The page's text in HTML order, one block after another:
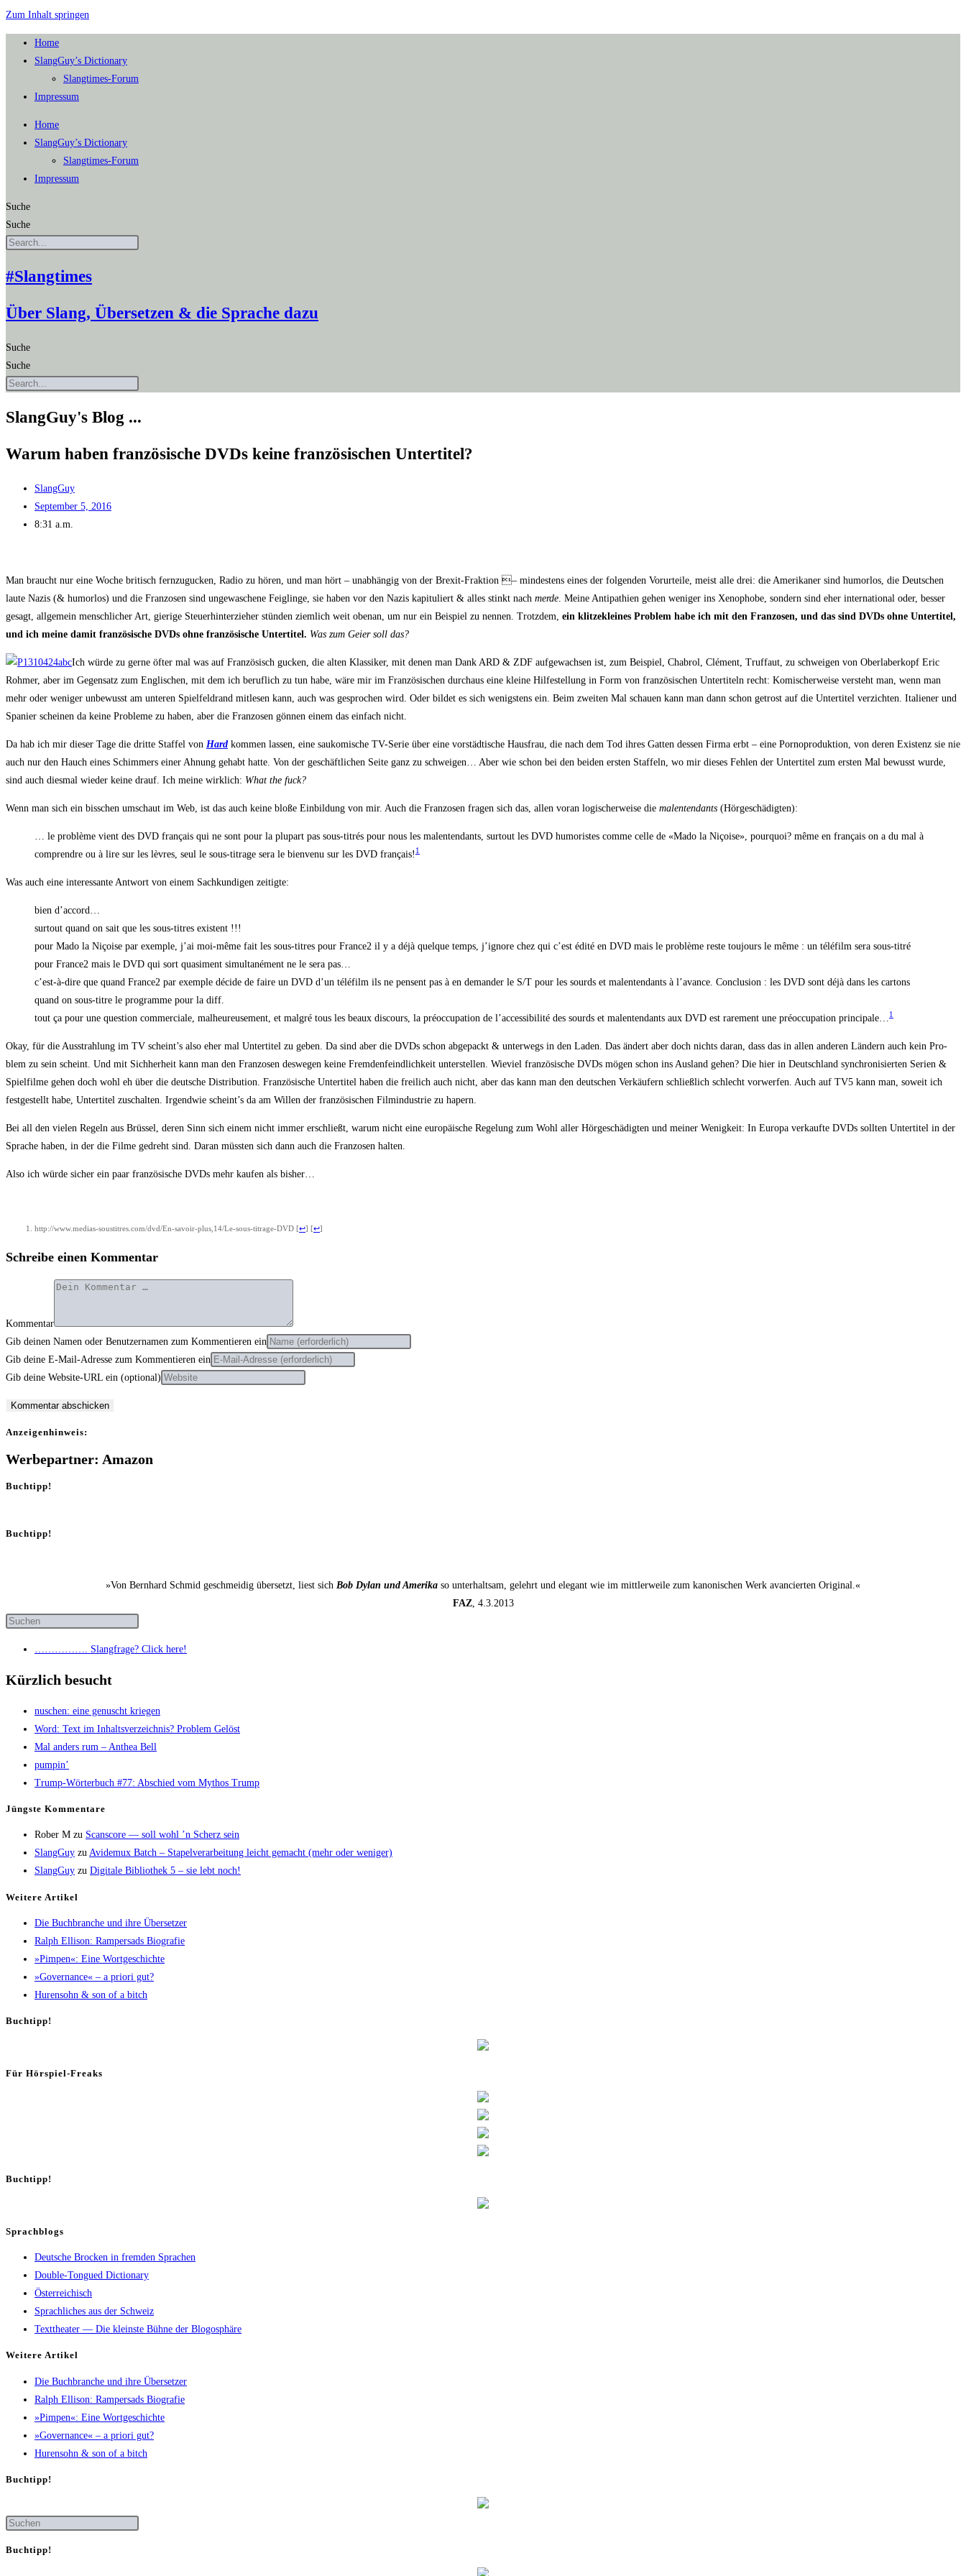
Zum Inhalt springen
Home
SlangGuy’s Dic­tion­a­ry
Slang­times-Forum
Impres­sum
Home
SlangGuy’s Dic­tion­a­ry
Slang­times-Forum
Impres­sum
Suche
Suche
#Slangtimes
Über Slang, Übersetzen & die Sprache dazu
Suche
Suche
SlangGuy's Blog ...
War­um haben fran­zö­si­sche DVDs kei­ne fran­zö­si­schen Untertitel?
SlangGuy
September 5, 2016
8:31 a.m.
Man braucht nur eine Woche bri­tisch fern­zu­gu­cken, Radio zu hören, und man hört – unab­hän­gig von der Brexit-Frak­ti­on – min­des­tens eines der fol­gen­den Vor­ur­tei­le, meist alle drei: die Ame­ri­ka­ner sind humor­los, die Deut­schen
lau­te Nazis (& humor­los) und die Fran­zo­sen sind unge­wa­sche­ne Feig­lin­ge, sie haben vor den Nazis kapi­tu­liert & alles stinkt nach mer­de. Mei­ne Anti­pa­thien gehen weni­ger ins Xeno­pho­be, son­dern sind eher inter­na­tio­nal oder, bes­ser
gesagt, all­ge­mein mensch­li­cher Art, gie­ri­ge Steu­er­hin­ter­zie­her stün­den ziem­lich weit oben­an, um nur ein Bei­spiel zu nen­nen. Trotz­dem, ein klit­ze­klei­nes Pro­blem habe ich mit den Fran­zo­sen, und das sind DVDs ohne Unter­ti­tel,
und ich mei­ne damit fran­zö­si­sche DVDs ohne fran­zö­si­sche Unter­ti­tel. Was zum Gei­er soll das?
Ich wür­de zu ger­ne öfter mal was auf Fran­zö­sisch gucken, die alten Klas­si­ker, mit denen man Dank ARD & ZDF auf­ge­wach­sen ist, zum Bei­spiel, Chab­rol, Clé­ment, Truf­f­aut, zu schwei­gen von Ober­la­ber­kopf Eric
Roh­mer, aber im Gegen­satz zum Eng­li­schen, mit dem ich beruf­lich zu tun habe, wäre mir im Fran­zö­si­schen durch­aus eine klei­ne Hil­fe­stel­lung in Form von fran­zö­si­schen Unter­ti­teln recht: Komi­scher­wei­se ver­steht man, wenn man
mehr oder weni­ger unbe­wusst am unte­ren Spiel­feld­rand mit­le­sen kann, auch was gespro­chen wird. Oder bil­det es sich wenigs­tens ein. Beim zwei­ten Mal schau­en kann man dann schon getrost auf die Unter­ti­tel ver­zich­ten. Ita­lie­ner und
Spa­ni­er schei­nen da kei­ne Pro­ble­me zu haben, aber die Fran­zo­sen gön­nen einem das ein­fach nicht.
Da hab ich mir die­ser Tage die drit­te Staf­fel von Hard kom­men las­sen, eine sau­ko­mi­sche TV-Serie über eine vor­städ­ti­sche Haus­frau, die nach dem Tod ihres Gat­ten des­sen Fir­ma erbt – eine Por­no­pro­duk­ti­on, von deren Exis­tenz sie nie
auch nur den Hauch eines Schim­mers einer Ahnung gehabt hat­te. Von der geschäft­li­chen Sei­te ganz zu schwei­gen… Aber wie schon bei den bei­den ers­ten Staf­feln, wo mir die­ses Feh­len der Unter­ti­tel zum ers­ten Mal bewusst wur­de,
sind auch dies­mal wie­der kei­ne drauf. Ich mei­ne wirk­lich: What the fuck?
Wenn man sich ein biss­chen umschaut im Web, ist das auch kei­ne blo­ße Ein­bil­dung von mir. Auch die Fran­zo­sen fra­gen sich das, allen vor­an logi­scher­wei­se die malen­ten­dants (Hör­ge­schä­dig­ten):
… le pro­blè­me vient des DVD fran­çais qui ne sont pour la plu­part pas sous-titrés pour nous les malen­ten­dants, sur­tout les DVD humo­ris­tes com­me cel­le de «Mado la Niçoi­se», pour­quoi? même en fran­çais on a du mal à
com­prend­re ou à lire sur les lèv­res, seul le sous-titra­ge sera le bien­venu sur les DVD fran­çais! 1
Was auch eine inter­es­san­te Ant­wort von einem Sach­kun­di­gen zeitigte:
bien d’accord…
sur­tout quand on sait que les sous-tit­res exis­tent !!!
pour Mado la Niçoi­se par exemp­le, j’ai moi-même fait les sous-tit­res pour France2 il y a déjà quel­que temps, j’ignore chez qui c’est édi­té en DVD mais le pro­blè­me res­te tou­jours le même : un télé­film sera sous-titré
pour France2 mais le DVD qui sort qua­si­ment simul­ta­né­ment ne le sera pas…
c’est-à-dire que quand France2 par exemp­le déci­de de fai­re un DVD d’un télé­film ils ne pen­sent pas à en deman­der le S/T pour les sourds et malen­ten­dants à l’avance. Con­clu­si­on : les DVD sont déjà dans les car­tons
quand on sous-tit­re le pro­gram­me pour la diff.
tout ça pour une ques­ti­on com­mer­cia­le, mal­heu­reu­se­ment, et mal­gré tous les beaux dis­cours, la pré­oc­cu­pa­ti­on de l’accessibilité des sourds et malen­ten­dants aux DVD est rare­ment une pré­oc­cu­pa­ti­on prin­ci­pa­le…1
Okay, für die Aus­strah­lung im TV scheint’s also eher mal Unter­ti­tel zu geben. Da sind aber die DVDs schon abge­packt & unter­wegs in den Laden. Das ändert aber doch nichts dar­an, dass das in allen ande­ren Län­dern auch kein Pro­
blem zu sein scheint. Und mit Sich­her­heit kann man den Fran­zo­sen des­we­gen kei­ne Frem­den­feind­lich­keit unter­stel­len. Wie­viel fran­zö­si­sche DVDs mögen schon ins Aus­land gehen? Die hier in Deutsch­land syn­chro­ni­sier­ten Seri­en &
Spiel­fil­me gehen doch wohl eh über die deut­sche Dis­tri­bu­ti­on. Fran­zö­si­sche Unter­ti­tel haben die frei­lich auch nicht, aber das kann man den deut­schen Ver­käu­fern schließ­lich schlecht vor­wer­fen. Auch auf TV5 kann man, soweit ich
fest­ge­stellt habe, Unter­ti­tel zuschal­ten. Irgend­wie scheint’s da am Wil­len der fran­zö­si­schen Film­in­dus­trie zu hapern.
Bei all den vie­len Regeln aus Brüs­sel, deren Sinn sich einem nicht immer erschließt, war­um nicht eine euro­päi­sche Rege­lung zum Wohl aller Hör­ge­schä­dig­ten und mei­ner Wenig­keit: In Euro­pa ver­kauf­te DVDs soll­ten Unter­ti­tel in der
Spra­che haben, in der die Fil­me gedreht sind. Dar­an müss­ten sich dann auch die Fran­zo­sen halten.
Also ich wür­de sicher ein paar fran­zö­si­sche DVDs mehr kau­fen als bisher…
http://www.medias-soustitres.com/dvd/En-savoir-plus,14/Le-sous-titrage-DVD [↩] [↩]
Schreibe einen Kommentar
Kommentar
Gib deinen Namen oder Benutzernamen zum Kommentieren ein
Gib deine E-Mail-Adresse zum Kommentieren ein
Gib deine Website-URL ein (optional)
Anzei­gen­hin­weis:
Werbepartner: Amazon
Buchtipp!
Buchtipp!
»Von Bernhard Schmid geschmeidig übersetzt, liest sich Bob Dylan und Amerika so unterhaltsam, gelehrt und elegant wie im mittlerweile zum kanonischen Werk avancierten Original.«
FAZ, 4.3.2013
……………. Slang­fra­ge? Click here!
Kürzlich besucht
nuschen: eine genuscht kriegen
Word: Text im Inhalts­ver­zeich­nis? Pro­blem Gelöst
Mal anders rum – Anthea Bell
pum­pin’
Trump-Wör­ter­buch #77: Abschied vom Mythos Trump
Jüngs­te Kommentare
Rober M zu Scans­core — soll wohl ’n Scherz sein
SlangGuy zu Avi­de­mux Batch – Sta­pel­ver­ar­bei­tung leicht gemacht (mehr oder weniger)
SlangGuy zu Digi­ta­le Biblio­thek 5 – sie lebt noch!
Wei­te­re Artikel
Die Buch­bran­che und ihre Übersetzer
Ralph Elli­son: Ram­pers­ads Biografie
»Pim­pen«: Eine Wortgeschichte
»Gover­nan­ce« – a prio­ri gut?
Huren­sohn & son of a bitch
Buch­tipp!
Für Hör­spiel-Freaks
Buch­tipp!
Sprachblogs
Deutsche Brocken in fremden Sprachen
Double-Tongued Dictionary
Österreichisch
Sprachliches aus der Schweiz
Texttheater — Die kleinste Bühne der Blogosphäre
Wei­te­re Artikel
Die Buch­bran­che und ihre Übersetzer
Ralph Elli­son: Ram­pers­ads Biografie
»Pim­pen«: Eine Wortgeschichte
»Gover­nan­ce« – a prio­ri gut?
Huren­sohn & son of a bitch
Buch­tipp!
Buch­tipp!